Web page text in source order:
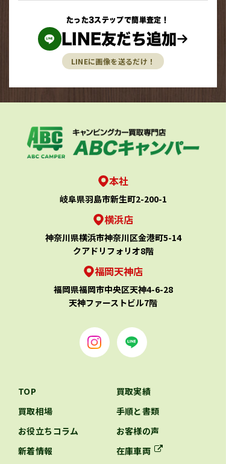
たった3ステップで簡単査定！
LINE友だち追加
LINEに画像を送るだけ！
本社
岐阜県羽島市新生町2-200-1
横浜店
神奈川県横浜市神奈川区金港町5-14
クアドリフォリオ8階
福岡天神店
福岡県福岡市中央区天神4-6-28
天神ファーストビル7階
TOP
買取実績
買取相場
手順と書類
お役立ちコラム
お客様の声
新着情報
在庫車両